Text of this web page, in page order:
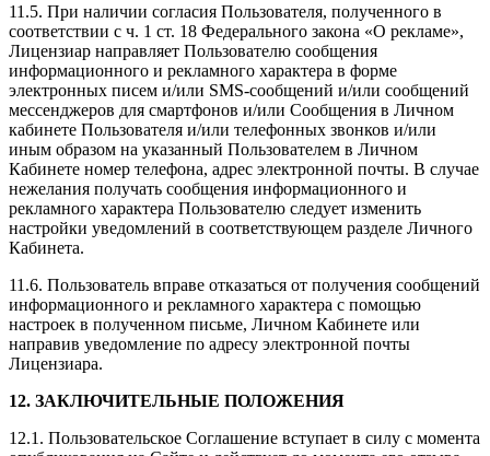
11.5. При наличии согласия Пользователя, полученного в
соответствии с ч. 1 ст. 18 Федерального закона «О рекламе»,
Лицензиар направляет Пользователю сообщения
информационного и рекламного характера в форме
электронных писем и/или SMS-cообщений и/или сообщений
мессенджеров для смартфонов и/или Сообщения в Личном
кабинете Пользователя и/или телефонных звонков и/или
иным образом на указанный Пользователем в Личном
Кабинете номер телефона, адрес электронной почты. В случае
нежелания получать сообщения информационного и
рекламного характера Пользователю следует изменить
настройки уведомлений в соответствующем разделе Личного
Кабинета.
11.6. Пользователь вправе отказаться от получения сообщений
информационного и рекламного характера с помощью
настроек в полученном письме, Личном Кабинете или
направив уведомление по адресу электронной почты
Лицензиара.
12. ЗАКЛЮЧИТЕЛЬНЫЕ ПОЛОЖЕНИЯ
12.1. Пользовательское Соглашение вступает в силу с момента